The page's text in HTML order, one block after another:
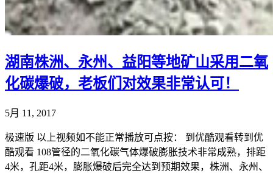
湖南株洲、永州、益阳等地矿山采用二氧
化碳爆破，老板们对效果非常认可！
5月 11, 2017
极速版 以上视频如不能正常播放可点按： 到优酷观看转到优
酷观看 108管径的二氧化碳气体爆破膨胀技术非常成熟，排距
4米，孔距4米，膨胀爆破后完全达到预期效果，株洲、永州、